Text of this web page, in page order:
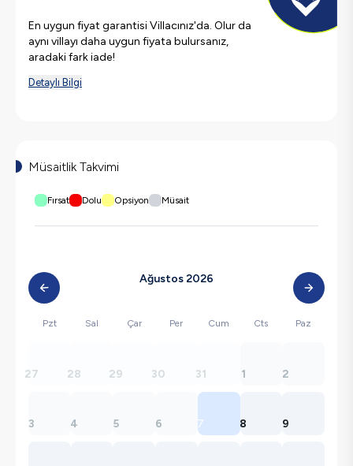
En uygun fiyat garantisi Villacınız'da. Olur da
aynı villayı daha uygun fiyata bulursanız,
aradaki fark iade!
Detaylı Bilgi
Müsaitlik Takvimi
Fırsat Dolu Opsiyon Müsait
Ağustos 2026
Pzt Sal Çar Per Cum Cts Paz
27 28 29 30 31 1 2
3 4 5 6 7 8 9